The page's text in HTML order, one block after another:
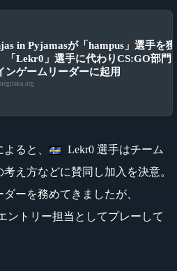
in Pyjamasが「hampus」選手を獲
「Lekr0」選手に代わりCS:GO部門
ンゲームリーダーに起用
ると、
Lekr0 選手はチーム
え方などに賛同し加入を決意。
ーを務めてきましたが、
ントリー担当としてプレーして